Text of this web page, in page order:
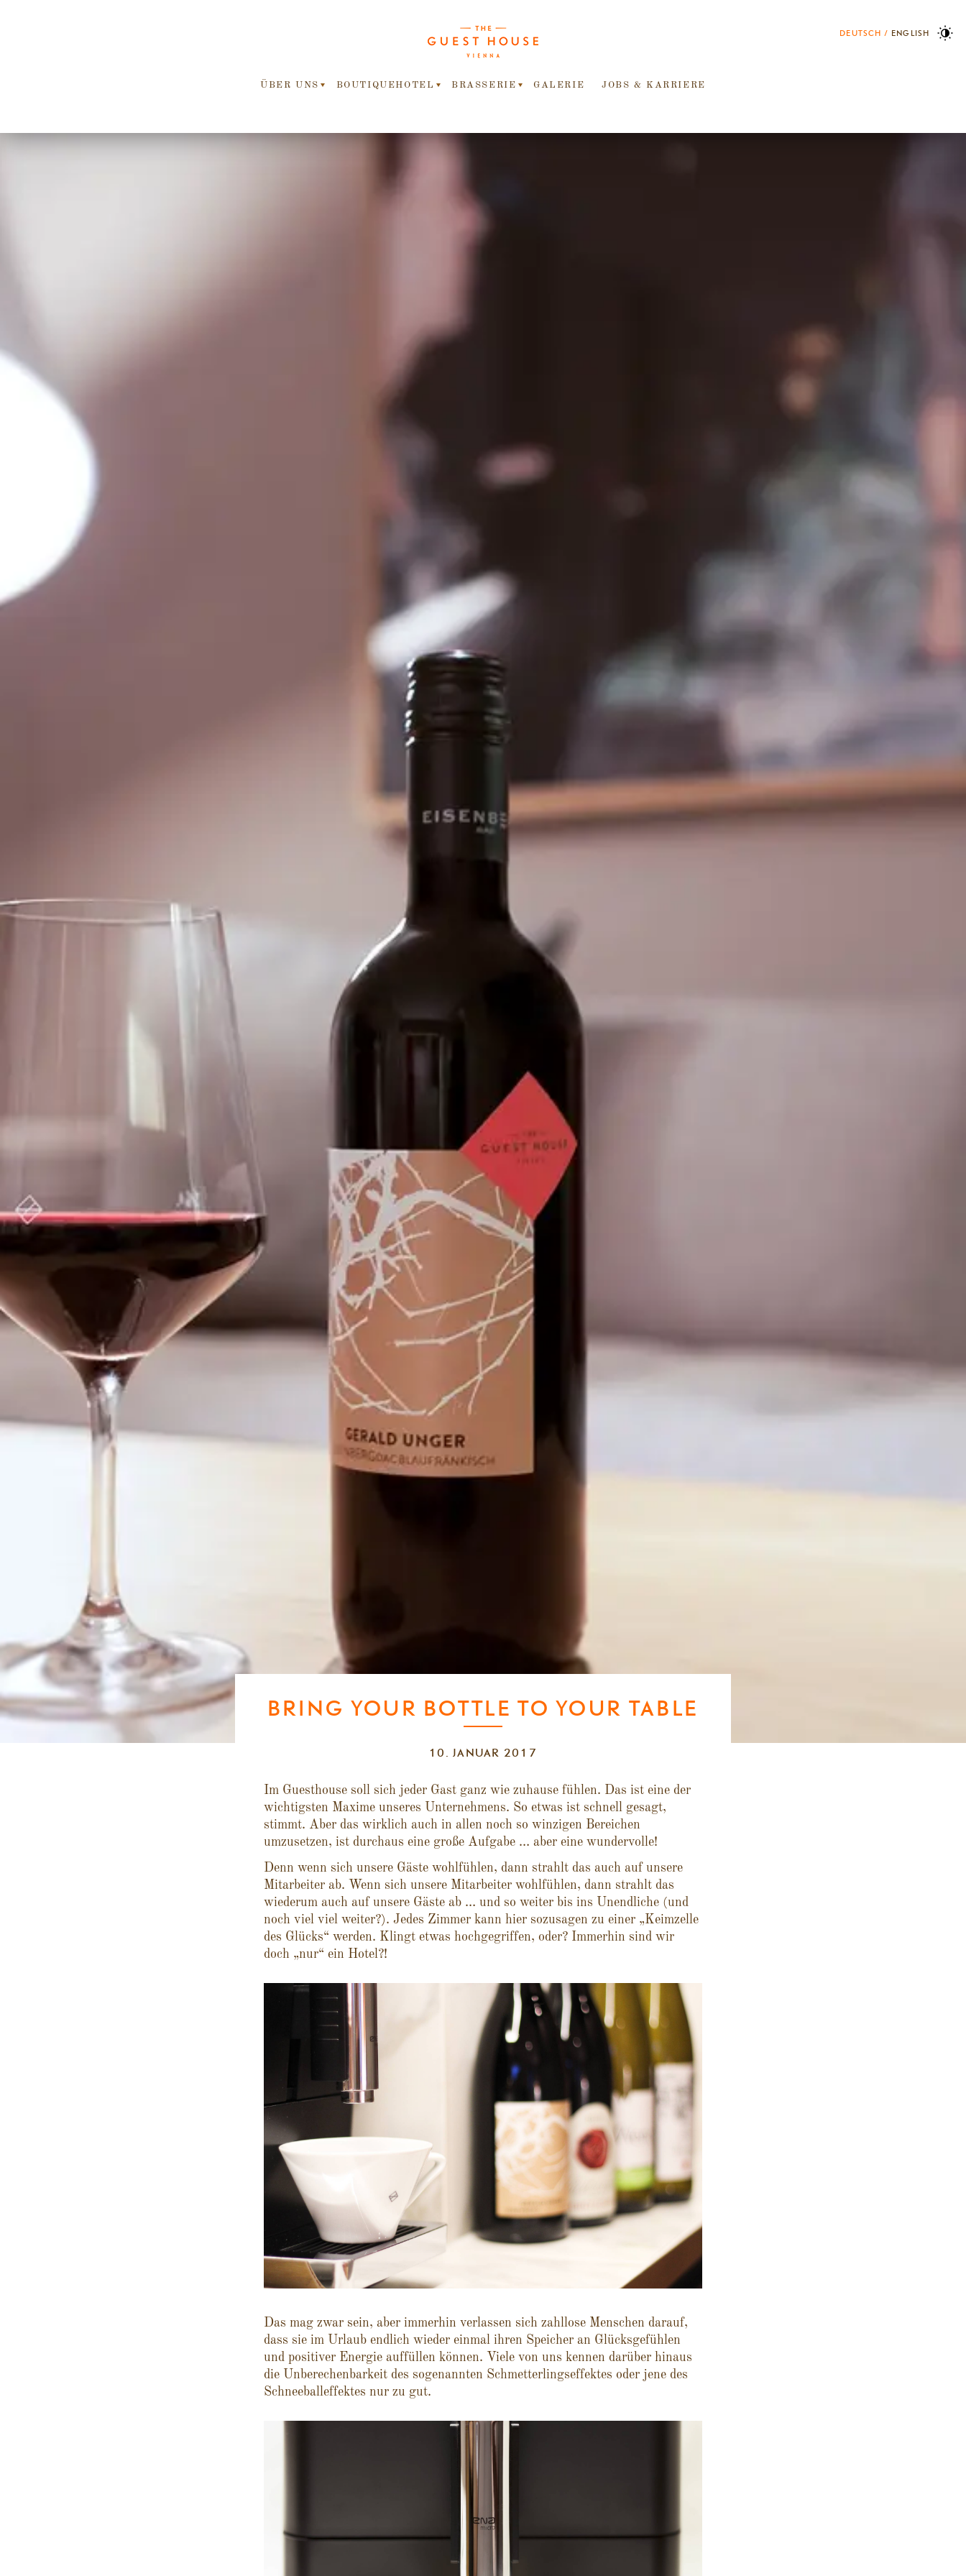
DEUTSCH ENGLISH
ÜBER UNS BOUTIQUEHOTEL BRASSERIE GALERIE JOBS & KARRIERE
BRING YOUR BOTTLE TO YOUR TABLE
10. JANUAR 2017
Im Guesthouse soll sich jeder Gast ganz wie zuhause fühlen. Das ist eine der
wichtigsten Maxime unseres Unternehmens. So etwas ist schnell gesagt,
stimmt. Aber das wirklich auch in allen noch so winzigen Bereichen
umzusetzen, ist durchaus eine große Aufgabe … aber eine wundervolle!
Denn wenn sich unsere Gäste wohlfühlen, dann strahlt das auch auf unsere
Mitarbeiter ab. Wenn sich unsere Mitarbeiter wohlfühlen, dann strahlt das
wiederum auch auf unsere Gäste ab … und so weiter bis ins Unendliche (und
noch viel viel weiter?). Jedes Zimmer kann hier sozusagen zu einer „Keimzelle
des Glücks“ werden. Klingt etwas hochgegriffen, oder? Immerhin sind wir
doch „nur“ ein Hotel?!
Das mag zwar sein, aber immerhin verlassen sich zahllose Menschen darauf,
dass sie im Urlaub endlich wieder einmal ihren Speicher an Glücksgefühlen
und positiver Energie auffüllen können. Viele von uns kennen darüber hinaus
die Unberechenbarkeit des sogenannten Schmetterlingseffektes oder jene des
Schneeballeffektes nur zu gut.